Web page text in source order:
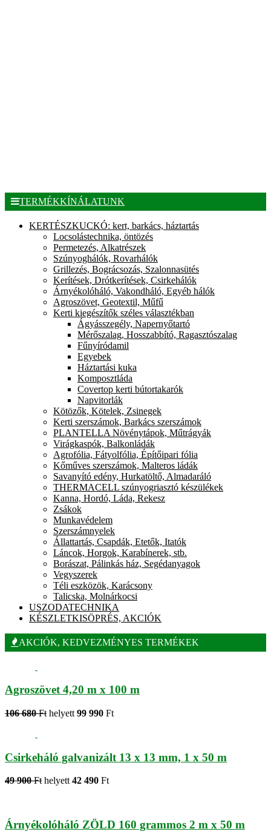
TERMÉKKÍNÁLATUNK
KERTÉSZKUCKÓ: kert, barkács, háztartás
Locsolástechnika, öntözés
Permetezés, Alkatrészek
Szúnyoghálók, Rovarhálók
Grillezés, Bográcsozás, Szalonnasütés
Kerítések, Drótkerítések, Csirkehálók
Árnyékolóháló, Vakondháló, Egyéb hálók
Agroszövet, Geotextil, Műfű
Kerti kiegészítők széles választékban
Ágyásszegély, Napernyőtartó
Mérőszalag, Hosszabbító, Ragasztószalag
Fűnyíródamil
Egyebek
Háztartási kuka
Komposztláda
Covertop kerti bútortakarók
Napvitorlák
Kötözők, Kötelek, Zsinegek
Kerti szerszámok, Barkács szerszámok
PLANTELLA Növénytápok, Műtrágyák
Virágkaspók, Balkonládák
Agrofólia, Fátyolfólia, Építőipari fólia
Kőműves szerszámok, Malteros ládák
Savanyító edény, Hurkatöltő, Almadaráló
THERMACELL szúnyogriasztó készülékek
Kanna, Hordó, Láda, Rekesz
Zsákok
Munkavédelem
Szerszámnyelek
Állattartás, Csapdák, Etetők, Itatók
Láncok, Horgok, Karabínerek, stb.
Borászat, Pálinkás ház, Segédanyagok
Vegyszerek
Téli eszközök, Karácsony
Talicska, Molnárkocsi
USZODATECHNIKA
KÉSZLETKISÖPRÉS, AKCIÓK
AKCIÓK, KEDVEZMÉNYES TERMÉKEK
Agroszövet 4,20 m x 100 m
106 680 Ft helyett 99 990 Ft
Csirkeháló galvanizált 13 x 13 mm, 1 x 50 m
49 900 Fthelyett42 490 Ft
Árnyékolóháló ZÖLD 160 grammos 2 m x 50 m